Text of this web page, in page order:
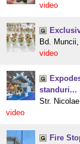
video
Bd.
video
standuri...
Str.
video
Fire